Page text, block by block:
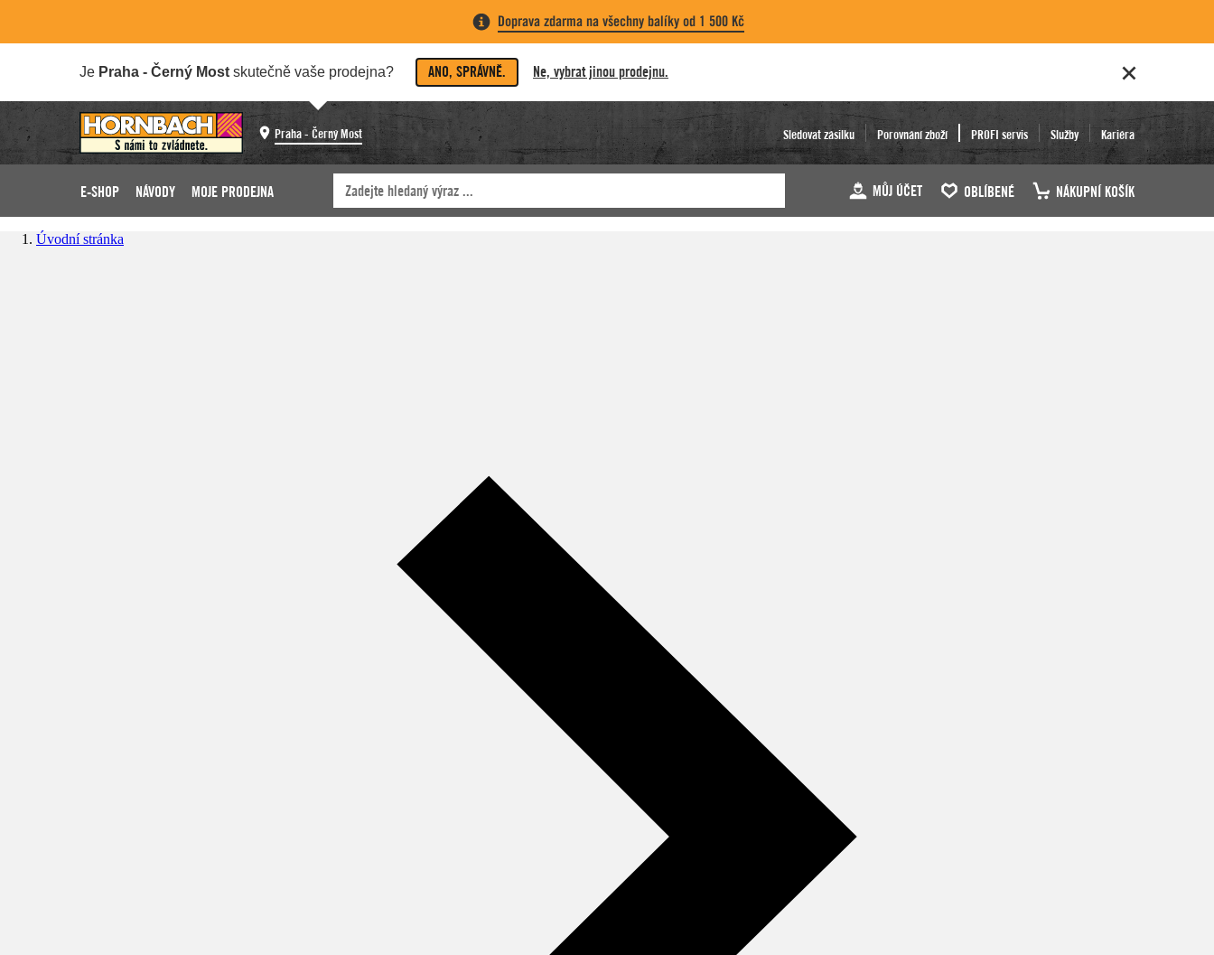
Doprava zdarma na všechny balíky od 1 500 Kč
Je Praha - Černý Most skutečně vaše prodejna? ANO, SPRÁVNĚ. Ne, vybrat jinou prodejnu.
Praha - Černý Most Sledovat zásilku Porovnání zboží PROFI servis Služby Kariéra
E-SHOP NÁVODY MOJE PRODEJNA MŮJ ÚČET OBLÍBENÉ NÁKUPNÍ KOŠÍK
Úvodní stránka